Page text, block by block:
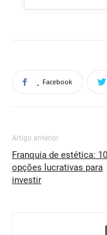
Facebook
Artigo anterior
Franquia de estética: 10
opções lucrativas para
investir